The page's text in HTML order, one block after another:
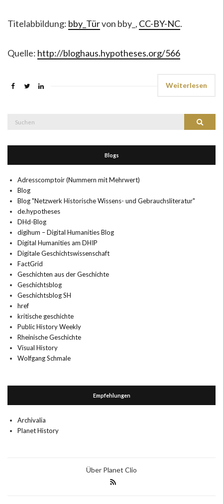
Titelabbildung: bby_Türvon bby_, CC-BY-NC.
Quelle: http://bloghaus.hypotheses.org/566
Weiterlesen
Suchen
Blogs
Adresscomptoir (Nummern mit Mehrwert)
Blog
Blog "Netzwerk Historische Wissens- und Gebrauchsliteratur"
de.hypotheses
DHd-Blog
digihum – Digital Humanities Blog
Digital Humanities am DHIP
Digitale Geschichtswissenschaft
FactGrid
Geschichten aus der Geschichte
Geschichtsblog
Geschichtsblog SH
href
kritische geschichte
Public History Weekly
Rheinische Geschichte
Visual History
Wolfgang Schmale
Empfehlungen
Archivalia
Planet History
Über Planet Clio